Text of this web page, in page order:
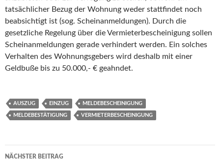
tatsächlicher Bezug der Wohnung weder stattfindet noch
beabsichtigt ist (sog. Scheinanmeldungen). Durch die
gesetzliche Regelung über die Vermieterbescheinigung sollen
Scheinanmeldungen gerade verhindert werden. Ein solches
Verhalten des Wohnungsgebers wird deshalb mit einer
Geldbuße bis zu 50.000,- € geahndet.
AUSZUG EINZUG MELDEBESCHEINIGUNG
MELDEBESTÄTIGUNG VERMIETERBESCHEINIGUNG
Beitragsnavigation
NÄCHSTER BEITRAG